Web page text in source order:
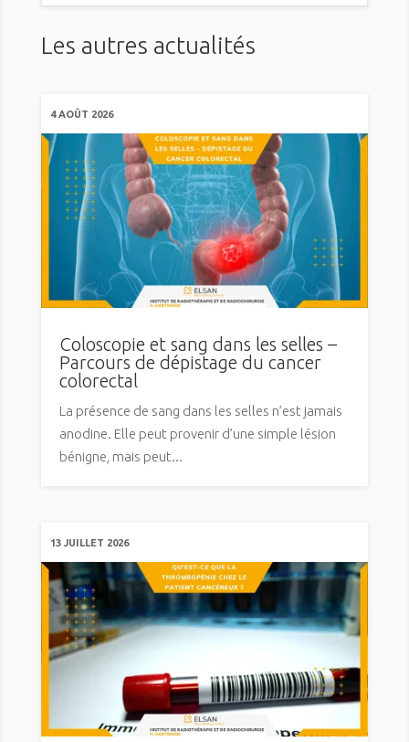
Les autres actualités
4 AOÛT 2026
Coloscopie et sang dans les selles –
Parcours de dépistage du cancer
colorectal
La présence de sang dans les selles n’est jamais
anodine. Elle peut provenir d’une simple lésion
bénigne, mais peut...
13 JUILLET 2026